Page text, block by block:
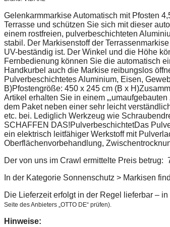
Gelenkarmmarkise Automatisch mit Pfosten
Terrasse und schützen Sie sich mit dieser
einem rostfreien, pulverbeschichteten
stabil. Der Markisenstoff der
UV-beständig ist. Der Winkel und die Höhe
Fernbedienung können Sie die automatisch
Handkurbel auch die Markise reibungslos
Pulverbeschichtetes Aluminium, Eisen,
B)Pfostengröße: 450 x 245 cm (B x
Artikel erhalten Sie in einem
dem Paket neben einer sehr leicht
etc. bei. Lediglich Werkzeug wie
SCHAFFEN DAS!PulverbeschichtetDas
ein elektrisch leitfähiger Werkstoff mit
Oberflächenvorbehandlung,
Der von uns im Crawl ermittelte Preis betrug:
In der Kategorie Sonnenschutz > Markisen
Die Lieferzeit erfolgt in der Regel lieferbar –
Seite des Anbieters „OTTO DE“ prüfen).
Hinweise: